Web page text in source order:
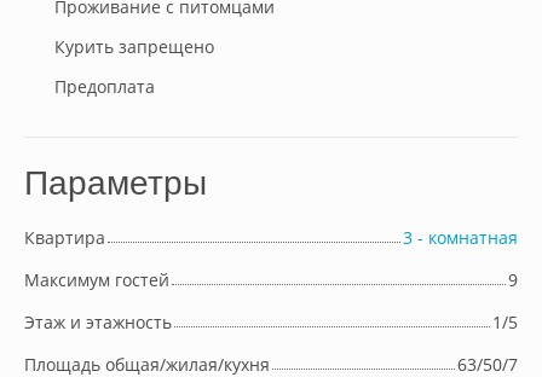
Проживание с питомцами
Курить запрещено
Предоплата
Параметры
Квартира
3 - комнатная
Максимум гостей
9
Этаж и этажность
1/5
Площадь общая/жилая/кухня
63/50/7